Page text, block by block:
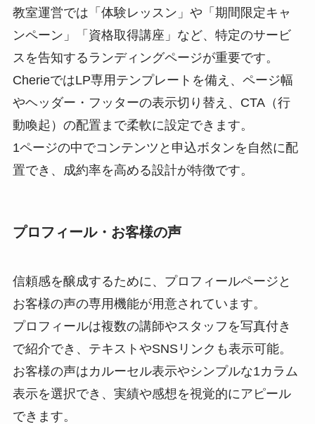
教室運営では「体験レッスン」や「期間限定キャ
ンペーン」「資格取得講座」など、特定のサービ
スを告知するランディングページが重要です。
CherieではLP専用テンプレートを備え、ページ幅
やヘッダー・フッターの表示切り替え、CTA（行
動喚起）の配置まで柔軟に設定できます。
1ページの中でコンテンツと申込ボタンを自然に配
置でき、成約率を高める設計が特徴です。
プロフィール・お客様の声
信頼感を醸成するために、プロフィールページと
お客様の声の専用機能が用意されています。
プロフィールは複数の講師やスタッフを写真付き
で紹介でき、テキストやSNSリンクも表示可能。
お客様の声はカルーセル表示やシンプルな1カラム
表示を選択でき、実績や感想を視覚的にアピール
できます。